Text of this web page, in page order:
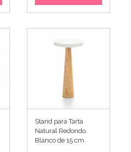
Stand para Tarta
Natural Redondo
Blanco de 15 cm